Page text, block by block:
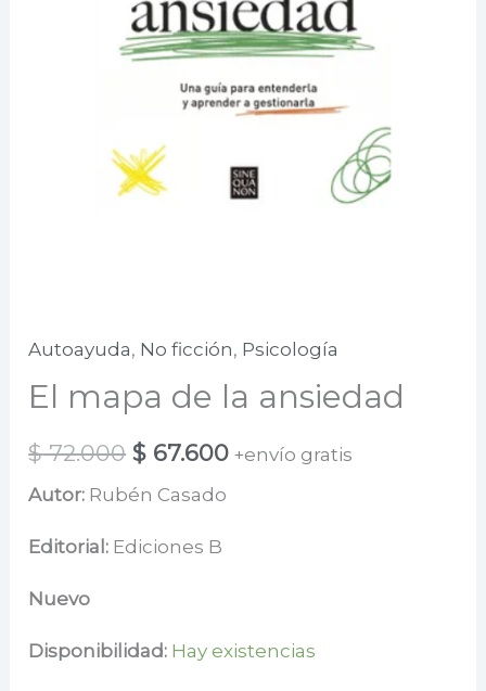
Autoayuda, No ficción, Psicología
El mapa de la ansiedad
$72.000 El
precio
original
$ 67.600El
+envío gratis
Autor: Rubén Casado
Editorial: Ediciones B
Nuevo
Disponibilidad: Hay existencias